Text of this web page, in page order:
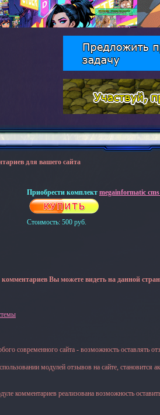
для вашего сайта
Приобрести комплект megainformatic
Стоимость: 500 руб.
комментариев Вы можете видеть на данной
современного сайта - возможность оставлять
модулей отзывов на сайте, становится
комментариев реализована возможность